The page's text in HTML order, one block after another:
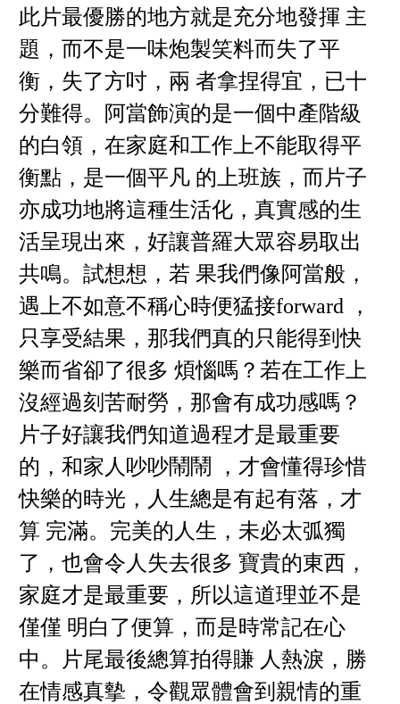
此片最優勝的地方就是充分地發揮 主
題，而不是一味炮製笑料而失了平
衡，失了方吋，兩 者拿捏得宜，已十
分難得。阿當飾演的是一個中產階級
的白領，在家庭和工作上不能取得平
衡點，是一個平凡 的上班族，而片子
亦成功地將這種生活化，真實感的生
活呈現出來，好讓普羅大眾容易取出
共鳴。試想想，若 果我們像阿當般，
遇上不如意不稱心時便猛接forward ，
只享受結果，那我們真的只能得到快
樂而省卻了很多 煩惱嗎？若在工作上
沒經過刻苦耐勞，那會有成功感嗎？
片子好讓我們知道過程才是最重要
的，和家人吵吵鬧鬧 ，才會懂得珍惜
快樂的時光，人生總是有起有落，才
算 完滿。完美的人生，未必太弧獨
了，也會令人失去很多 寶貴的東西，
家庭才是最重要，所以這道理並不是
僅僅 明白了便算，而是時常記在心
中。片尾最後總算拍得賺 人熱淚，勝
在情感真摰，令觀眾體會到親情的重